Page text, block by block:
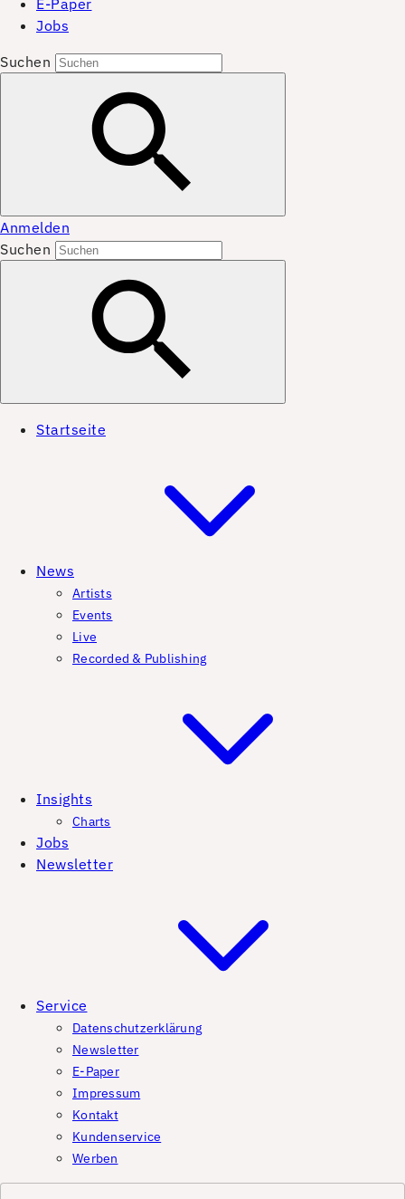
E-Paper
Jobs
Suchen
Anmelden
Suchen
Startseite
News
Artists
Events
Live
Recorded & Publishing
Insights
Charts
Jobs
Newsletter
Service
Datenschutzerklärung
Newsletter
E-Paper
Impressum
Kontakt
Kundenservice
Werben